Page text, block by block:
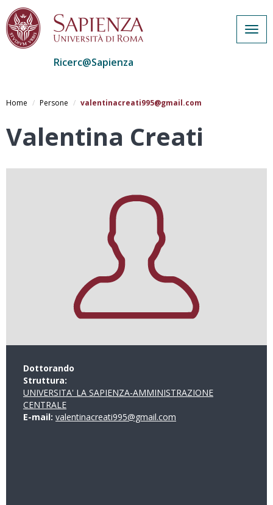
al
Ricerc@Sapienza
Home Persone valentinacreati995@gmail.com
Valentina Creati
Dottorando
Struttura:
UNIVERSITA' LA SAPIENZA-AMMINISTRAZIONE
CENTRALE
E-mail: valentinacreati995@gmail.com